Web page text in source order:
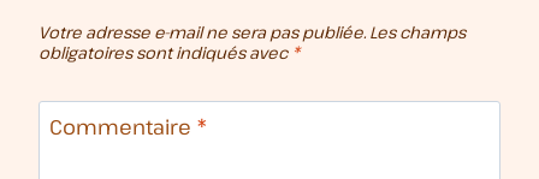
Votre adresse e-mail ne sera pas publiée. Les champs
obligatoires sont indiqués avec *
Commentaire *